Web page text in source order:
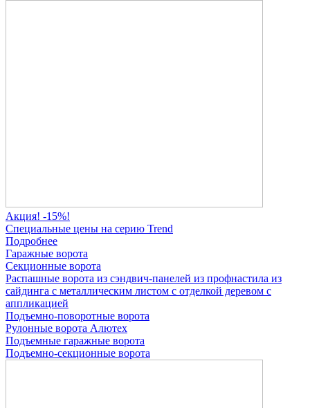
Акция! -15%!
Специальные цены на серию Trend
Подробнее
Гаражные ворота
Секционные ворота
Распашные ворота из сэндвич-панелей из профнастила из
сайдинга с металлическим листом с отделкой деревом с
аппликацией
Подъемно-поворотные ворота
Рулонные ворота Алютех
Подъемные гаражные ворота
Подъемно-секционные ворота